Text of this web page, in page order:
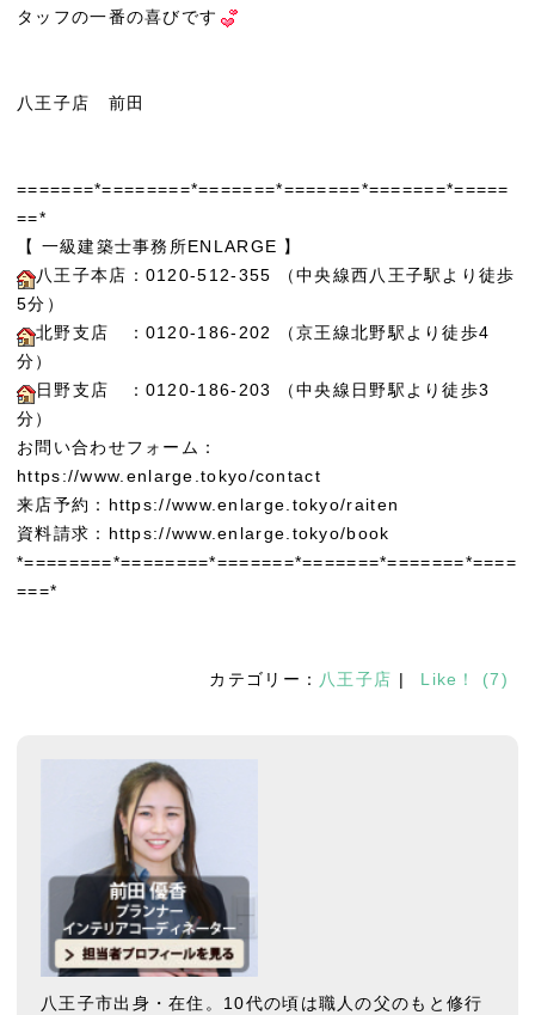
タッフの一番の喜びです
八王子店 前田
=======*========*=======*=======*=======*=====
==*
【 一級建築士事務所ENLARGE 】
八王子本店：0120-512-355 （中央線西八王子駅より徒歩
5分）
北野支店 ：0120-186-202 （京王線北野駅より徒歩4
分）
日野支店 ：0120-186-203 （中央線日野駅より徒歩3
分）
お問い合わせフォーム：
https://www.enlarge.tokyo/contact
来店予約：https://www.enlarge.tokyo/raiten
資料請求：https://www.enlarge.tokyo/book
*========*========*=======*=======*=======*====
===*
カテゴリー： 八王子店 | Like！ (7)
八王子市出身・在住。10代の頃は職人の父のもと修行